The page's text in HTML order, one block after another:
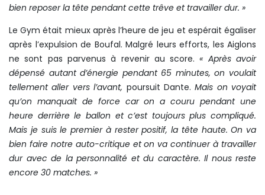
bien reposer la tête pendant cette trêve et travailler dur. »
Le Gym était mieux après l’heure de jeu et espérait égaliser
après l’expulsion de Boufal. Malgré leurs efforts, les Aiglons
ne sont pas parvenus à revenir au score.« Après avoir
dépensé autant d’énergie pendant 65 minutes, on voulait
tellement aller vers l’avant, poursuit Dante. Mais on voyait
qu’on manquait de force car on a couru pendant une
heure derrière le ballon et c’est toujours plus compliqué.
Mais je suis le premier à rester positif, la tête haute. On va
bien faire notre auto-critique et on va continuer à travailler
dur avec de la personnalité et du caractère. Il nous reste
encore 30 matches. »